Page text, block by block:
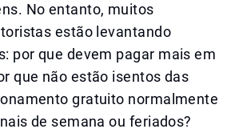
No entanto, muitos
estão levantando
por que devem pagar mais em
que não estão isentos das
gratuito normalmente
de semana ou feriados?